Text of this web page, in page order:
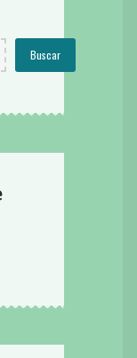
Buscar